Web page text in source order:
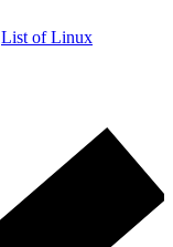
List of Linux